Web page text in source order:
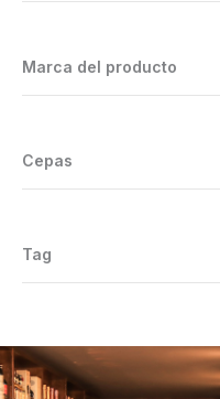
Marca del producto
Cepas
Tag